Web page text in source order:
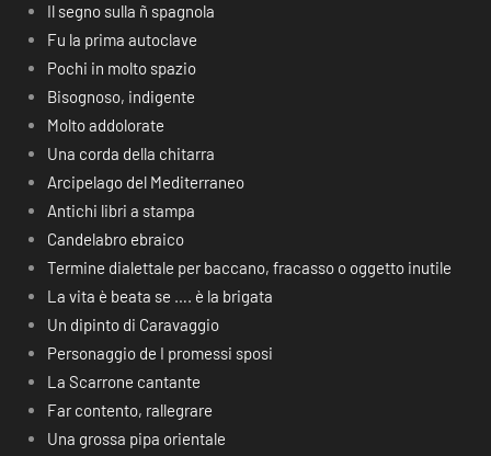
Il segno sulla ñ spagnola
Fu la prima autoclave
Pochi in molto spazio
Bisognoso, indigente
Molto addolorate
Una corda della chitarra
Arcipelago del Mediterraneo
Antichi libri a stampa
Candelabro ebraico
Termine dialettale per baccano, fracasso o oggetto inutile
La vita è beata se …. è la brigata
Un dipinto di Caravaggio
Personaggio de I promessi sposi
La Scarrone cantante
Far contento, rallegrare
Una grossa pipa orientale